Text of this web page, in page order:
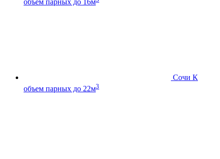
объем парных до 16м
Сочи К
объем парных до 22м3